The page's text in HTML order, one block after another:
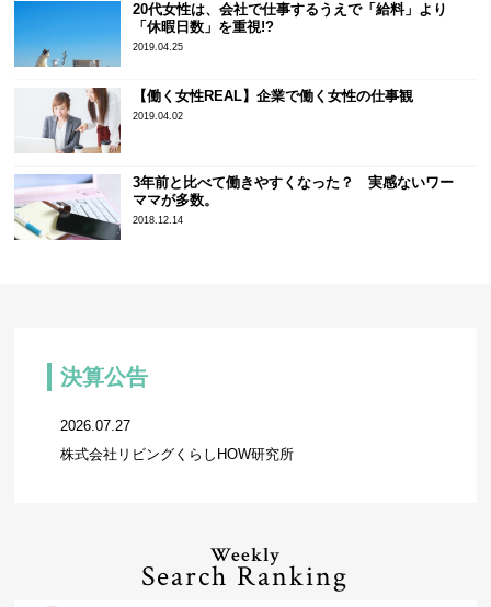
20代女性は、会社で仕事するうえで「給料」より
「休暇日数」を重視!?
2019.04.25
【働く女性REAL】企業で働く女性の仕事観
2019.04.02
3年前と比べて働きやすくなった？ 実感ないワー
ママが多数。
2018.12.14
決算公告
2026.07.27
株式会社リビングくらしHOW研究所
Weekly
Search Ranking